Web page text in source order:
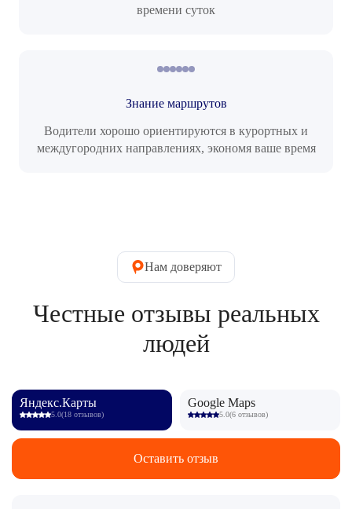
времени суток
Знание маршрутов
Водители хорошо ориентируются в курортных и
междугородних направлениях, экономя ваше время
Нам доверяют
Честные отзывы реальных
людей
Яндекс.Карты
5.0(18 отзывов)
Google Maps
5.0(6 отзывов)
Оставить отзыв